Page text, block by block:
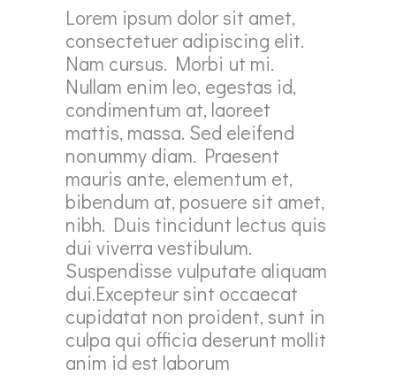
Lorem ipsum dolor sit amet,
consectetuer adipiscing elit.
Nam cursus. Morbi ut mi.
Nullam enim leo, egestas id,
condimentum at, laoreet
mattis, massa. Sed eleifend
nonummy diam. Praesent
mauris ante, elementum et,
bibendum at, posuere sit amet,
nibh. Duis tincidunt lectus quis
dui viverra vestibulum.
Suspendisse vulputate aliquam
dui.Excepteur sint occaecat
cupidatat non proident, sunt in
culpa qui officia deserunt mollit
anim id est laborum